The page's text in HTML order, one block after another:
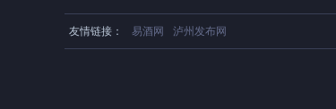
友情链接： 易酒网 泸州发布网